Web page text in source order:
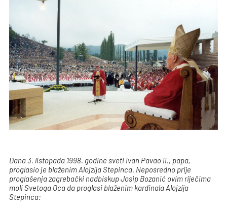
Dana 3. listopada 1998. godine sveti Ivan Pavao II., papa,
proglasio je blaženim Alojzija Stepinca. Neposredno prije
proglašenja zagrebački nadbiskup Josip Bozanić ovim riječima
moli Svetoga Oca da proglasi blaženim kardinala Alojzija
Stepinca: